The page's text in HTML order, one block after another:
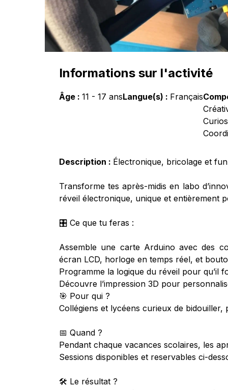
Informations sur l'activité
Âge : 11 - 17 ansLangue(s) : Français
Description : Électronique, bricolage et
Transforme tes après-midis en labo
réveil électronique, unique et entièrement
🎛️ Ce que tu feras :
Assemble une carte Arduino avec des
écran LCD, horloge en temps réel, et
Programme la logique du réveil pour qu’il
Découvre l’impression 3D pour
🎯 Pour qui ?
Collégiens et lycéens curieux de bidouiller,
📅 Quand ?
Pendant chaque vacances scolaires, les
Sessions disponibles et reservables ci-
🛠️ Le résultat ?